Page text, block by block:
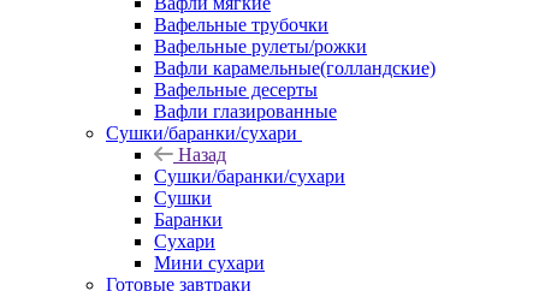
Вафельные трубочки
Вафельные рулеты/рожки
Вафли карамельные(голландские)
Вафельные десерты
Вафли глазированные
Сушки/баранки/сухари
Назад
Сушки/баранки/сухари
Сушки
Баранки
Сухари
Мини сухари
Готовые завтраки